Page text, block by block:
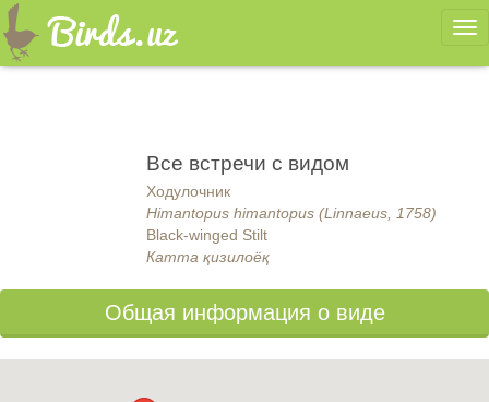
Все встречи с видом
Ходулочник
Himantopus himantopus (Linnaeus, 1758)
Black-winged Stilt
Катта қизилоёқ
Общая информация о виде